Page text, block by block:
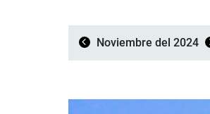
Noviembre del 2024